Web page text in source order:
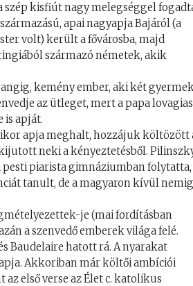
szép kisfiút nagy melegséggel
apai nagyapja Bajáról (a
volt) került a fővárosba, majd
származó németek, akik
kemény ember, aki két
az ütleget, mert a papa lovagias
is apját.
apja meghalt, hozzájuk költözött
neki a kényeztetésből.
piarista gimnáziumban folytatta,
tanult, de a magyaron kívül
je (mai fordításban
a szenvedő emberek világa felé.
Baudelaire hatott rá. A nyarakat
Akkoriban már költői ambíciói
első verse az Élet c. katolikus